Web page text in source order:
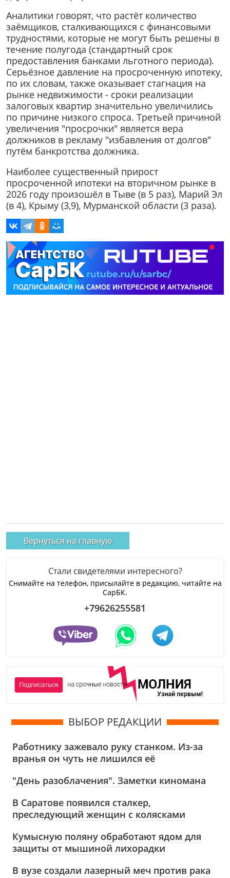
Аналитики говорят, что растёт количество
заёмщиков, сталкивающихся с финансовыми
трудностями, которые не могут быть решены в
течение полугода (стандартный срок
предоставления банками льготного периода).
Серьёзное давление на просроченную ипотеку,
по их словам, также оказывает стагнация на
рынке недвижимости - сроки реализации
залоговых квартир значительно увеличились
по причине низкого спроса. Третьей причиной
увеличения "просрочки" является вера
должников в рекламу "избавления от долгов"
путём банкротства должника.
Наиболее существенный прирост
просроченной ипотеки на вторичном рынке в
2026 году произошёл в Тыве (в 5 раз), Марий Эл
(в 4), Крыму (3,9), Мурманской области (3 раза).
Вернуться на главную
Стали свидетелями интересного?
Снимайте на телефон, присылайте в редакцию, читайте на
СарБК.
+79626255581
ВЫБОР РЕДАКЦИИ
Работнику зажевало руку станком. Из-за
вранья он чуть не лишился её
"День разоблачения". Заметки киномана
В Саратове появился сталкер,
преследующий женщин с колясками
Кумысную поляну обработают ядом для
защиты от мышиной лихорадки
В вузе создали лазерный меч против рака